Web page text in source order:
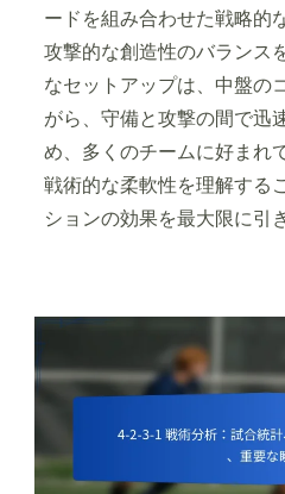
ードを組み合わせた戦略的
攻撃的な創造性のバランス
なセットアップは、中盤の
がら、守備と攻撃の間で迅
め、多くのチームに好まれ
戦術的な柔軟性を理解する
ションの効果を最大限に引